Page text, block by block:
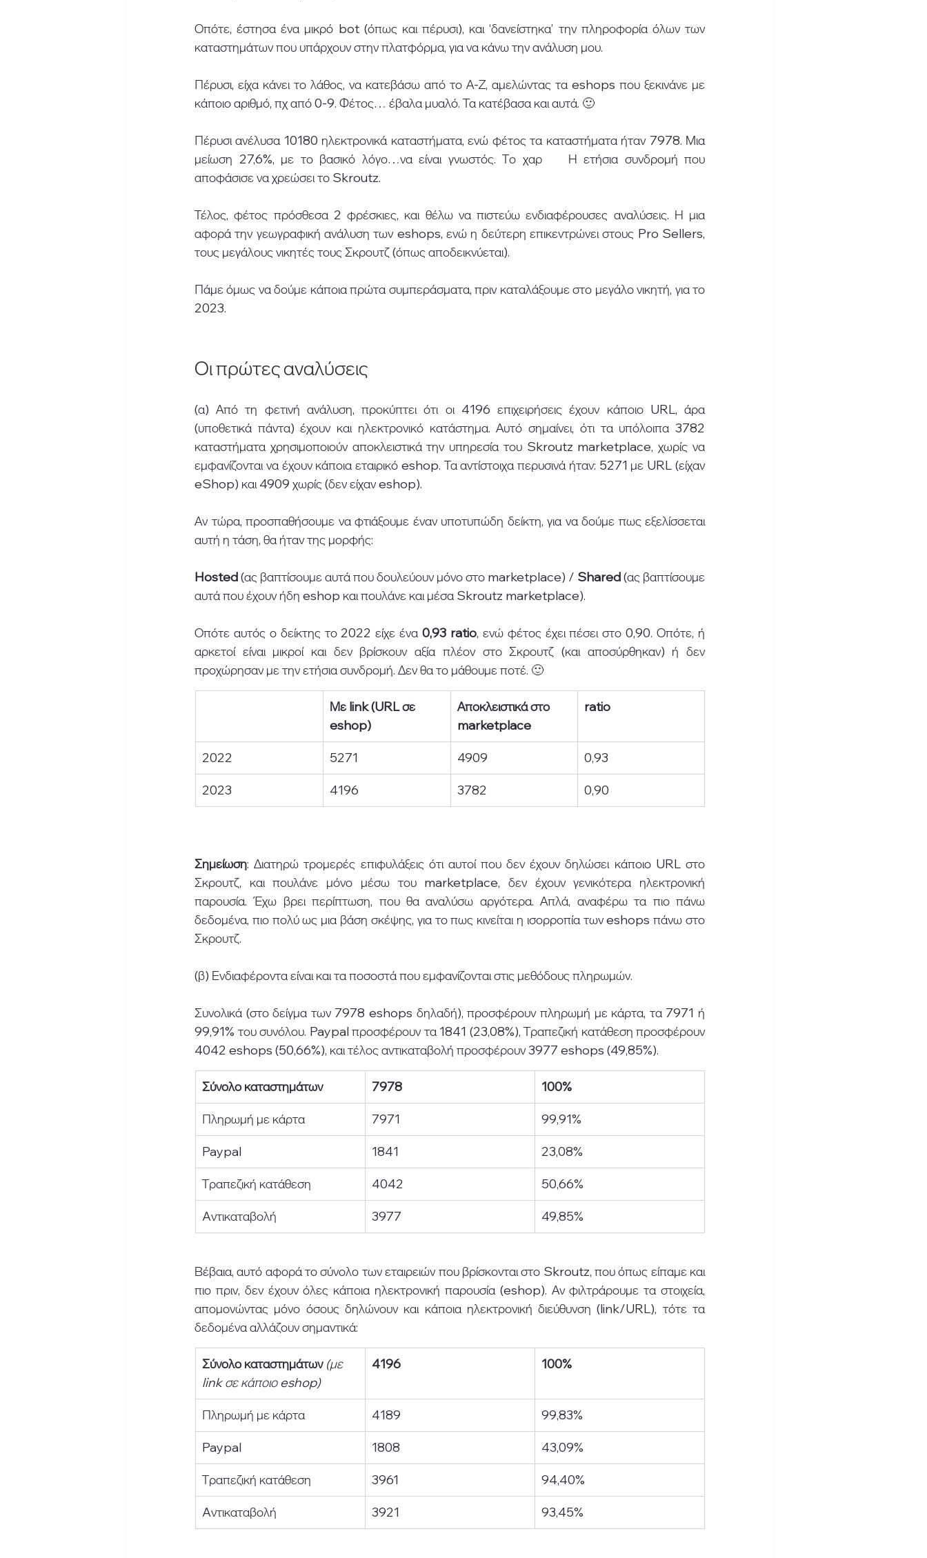
Οπότε, έστησα ένα μικρό bot (όπως και πέρυσι), και ‘δανείστηκα’ την πληροφορία όλων των
καταστημάτων που υπάρχουν στην πλατφόρμα, για να κάνω την ανάλυση μου.
Πέρυσι, είχα κάνει το λάθος, να κατεβάσω από το Α-Ζ, αμελώντας τα eshops που ξεκινάνε με
κάποιο αριθμό, πχ από 0-9. Φέτος… έβαλα μυαλό. Τα κατέβασα και αυτά. 🙂
Πέρυσι ανέλυσα 10180 ηλεκτρονικά καταστήματα, ενώ φέτος τα καταστήματα ήταν 7978. Μια
μείωση 27,6%, με το βασικό λόγο…να είναι γνωστός. Το χαρ    Η ετήσια συνδρομή που
αποφάσισε να χρεώσει το Skroutz.
Τέλος, φέτος πρόσθεσα 2 φρέσκιες, και θέλω να πιστεύω ενδιαφέρουσες αναλύσεις. Η μια
αφορά την γεωγραφική ανάλυση των eshops, ενώ η δεύτερη επικεντρώνει στους Pro Sellers,
τους μεγάλους νικητές τους Σκρουτζ (όπως αποδεικνύεται).
Πάμε όμως να δούμε κάποια πρώτα συμπεράσματα, πριν καταλάξουμε στο μεγάλο νικητή, για το
2023.
Οι πρώτες αναλύσεις
(α) Από τη φετινή ανάλυση, προκύπτει ότι οι 4196 επιχειρήσεις έχουν κάποιο URL, άρα
(υποθετικά πάντα) έχουν και ηλεκτρονικό κατάστημα. Αυτό σημαίνει, ότι τα υπόλοιπα 3782
καταστήματα χρησιμοποιούν αποκλειστικά την υπηρεσία του Skroutz marketplace, χωρίς να
εμφανίζονται να έχουν κάποια εταιρικό eshop. Τα αντίστοιχα περυσινά ήταν: 5271 με URL (είχαν
eShop) και 4909 χωρίς (δεν είχαν eshop).
Αν τώρα, προσπαθήσουμε να φτιάξουμε έναν υποτυπώδη δείκτη, για να δούμε πως εξελίσσεται
αυτή η τάση, θα ήταν της μορφής:
Hosted (ας βαπτίσουμε αυτά που δουλεύουν μόνο στο marketplace) / Shared (ας βαπτίσουμε
αυτά που έχουν ήδη eshop και πουλάνε και μέσα Skroutz marketplace).
Οπότε αυτός ο δείκτης το 2022 είχε ένα 0,93 ratio, ενώ φέτος έχει πέσει στο 0,90. Οπότε, ή
αρκετοί είναι μικροί και δεν βρίσκουν αξία πλέον στο Σκρουτζ (και αποσύρθηκαν) ή δεν
προχώρησαν με την ετήσια συνδρομή. Δεν θα το μάθουμε ποτέ. 🙂
Με link (URL σε
eshop)
Αποκλειστικά στο
marketplace
ratio
2022 5271 4909 0,93
2023 4196 3782 0,90
Σημείωση: Διατηρώ τρομερές επιφυλάξεις ότι αυτοί που δεν έχουν δηλώσει κάποιο URL στο
Σκρουτζ, και πουλάνε μόνο μέσω του marketplace, δεν έχουν γενικότερα ηλεκτρονική
παρουσία. Έχω βρει περίπτωση, που θα αναλύσω αργότερα. Απλά, αναφέρω τα πιο πάνω
δεδομένα, πιο πολύ ως μια βάση σκέψης, για το πως κινείται η ισορροπία των eshops πάνω στο
Σκρουτζ.
(β) Ενδιαφέροντα είναι και τα ποσοστά που εμφανίζονται στις μεθόδους πληρωμών.
Συνολικά (στο δείγμα των 7978 eshops δηλαδή), προσφέρουν πληρωμή με κάρτα, τα 7971 ή
99,91% του συνόλου. Paypal προσφέρουν τα 1841 (23,08%), Τραπεζική κατάθεση προσφέρουν
4042 eshops (50,66%), και τέλος αντικαταβολή προσφέρουν 3977 eshops (49,85%).
Σύνολο καταστημάτων 7978 100%
Πληρωμή με κάρτα 7971 99,91%
Paypal 1841 23,08%
Τραπεζική κατάθεση 4042 50,66%
Aντικαταβολή 3977 49,85%
Βέβαια, αυτό αφορά το σύνολο των εταιρειών που βρίσκονται στο Skroutz, που όπως είπαμε και
πιο πριν, δεν έχουν όλες κάποια ηλεκτρονική παρουσία (eshop). Αν φιλτράρουμε τα στοιχεία,
απομονώντας μόνο όσους δηλώνουν και κάποια ηλεκτρονική διεύθυνση (link/URL), τότε τα
δεδομένα αλλάζουν σημαντικά:
Σύνολο καταστημάτων (με
link σε κάποιο eshop)
4196 100%
Πληρωμή με κάρτα 4189 99,83%
Paypal 1808 43,09%
Τραπεζική κατάθεση 3961 94,40%
Aντικαταβολή 3921 93,45%